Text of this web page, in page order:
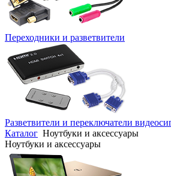
Переходники и разветвители
Разветвители и переключатели
Каталог Ноутбуки и аксессуары
Ноутбуки и аксессуары